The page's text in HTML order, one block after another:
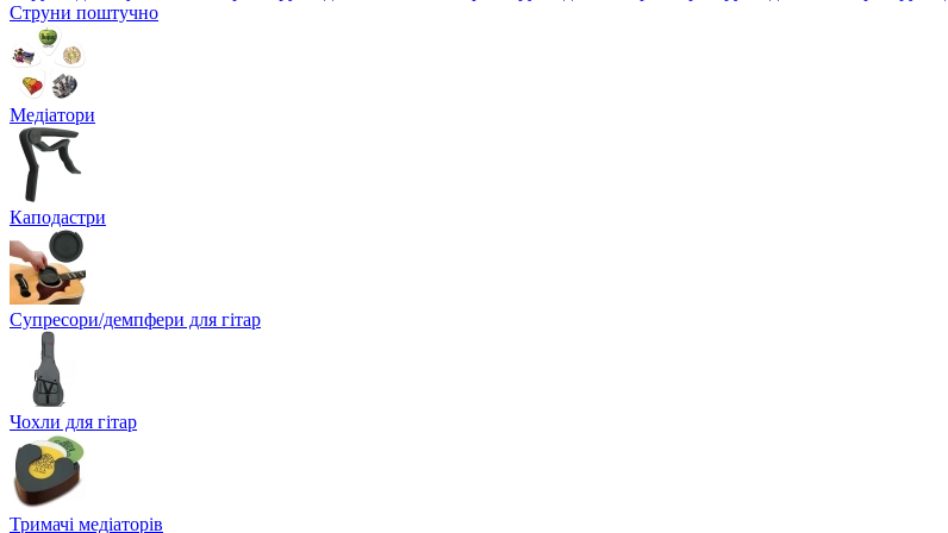
Струни поштучно
Медіатори
Каподастри
Супресори/демпфери для гітар
Чохли для гітар
Тримачі медіаторів